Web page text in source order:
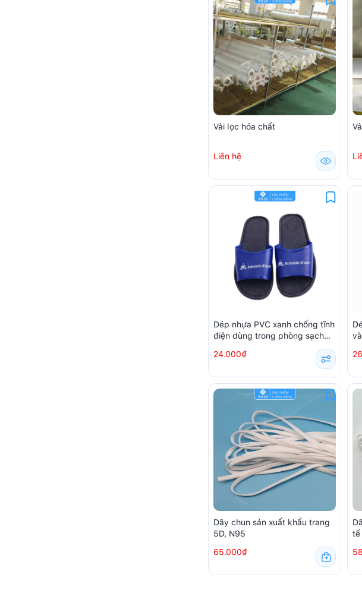
Vải lọc hóa chất
Liên hệ
Dép nhựa PVC xanh chống tĩnh
điện dùng trong phòng sạch
24.000₫
Dây chun sản xuất khẩu trang
5D, N95
65.000₫
tế